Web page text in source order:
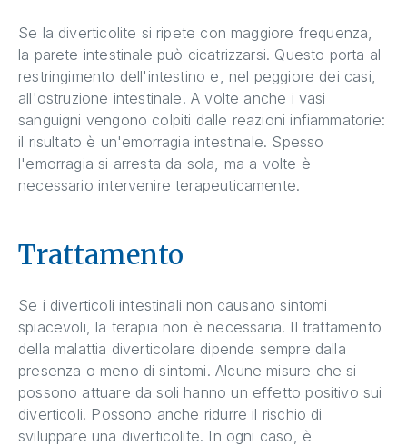
Se la diverticolite si ripete con maggiore frequenza,
la parete intestinale può cicatrizzarsi. Questo porta al
restringimento dell'intestino e, nel peggiore dei casi,
all'ostruzione intestinale. A volte anche i vasi
sanguigni vengono colpiti dalle reazioni infiammatorie:
il risultato è un'emorragia intestinale. Spesso
l'emorragia si arresta da sola, ma a volte è
necessario intervenire terapeuticamente.
Trattamento
Se i diverticoli intestinali non causano sintomi
spiacevoli, la terapia non è necessaria. Il trattamento
della malattia diverticolare dipende sempre dalla
presenza o meno di sintomi. Alcune misure che si
possono attuare da soli hanno un effetto positivo sui
diverticoli. Possono anche ridurre il rischio di
sviluppare una diverticolite. In ogni caso, è